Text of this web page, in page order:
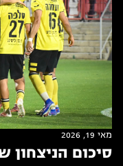
מאי 19, 2026
סיכום הניצחון